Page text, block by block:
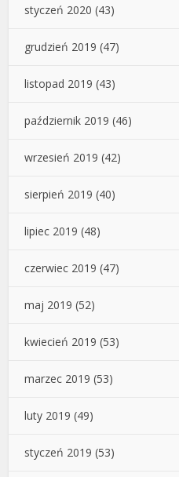
styczeń 2020 (43)
grudzień 2019 (47)
listopad 2019 (43)
październik 2019 (46)
wrzesień 2019 (42)
sierpień 2019 (40)
lipiec 2019 (48)
czerwiec 2019 (47)
maj 2019 (52)
kwiecień 2019 (53)
marzec 2019 (53)
luty 2019 (49)
styczeń 2019 (53)